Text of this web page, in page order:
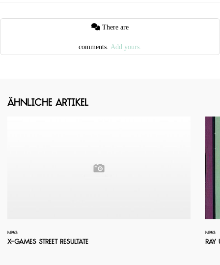
comments. Add yours.
Ähnliche Artikel
NEWS
X-Games Street Resultate
NEWS